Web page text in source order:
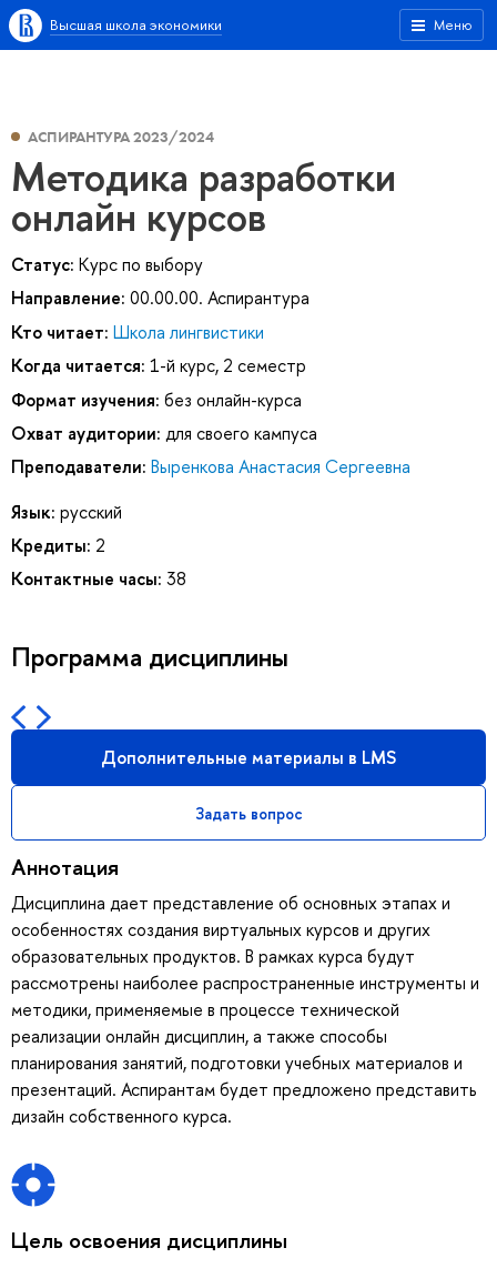
Меню
Высшая школа экономики
АСПИРАНТУРА 2023/2024
Методика разработки
онлайн курсов
Статус: Курс по выбору
Направление: 00.00.00. Аспирантура
Кто читает: Школа лингвистики
Когда читается: 1-й курс, 2 семестр
Формат изучения: без онлайн-курса
Охват аудитории: для своего кампуса
Преподаватели: Выренкова Анастасия Сергеевна
Язык: русский
Кредиты: 2
Контактные часы: 38
Программа дисциплины
Дополнительные материалы в LMS
Задать вопрос
Аннотация
Дисциплина дает представление об основных этапах и
особенностях создания виртуальных курсов и других
образовательных продуктов. В рамках курса будут
рассмотрены наиболее распространенные инструменты и
методики, применяемые в процессе технической
реализации онлайн дисциплин, а также способы
планирования занятий, подготовки учебных материалов и
презентаций. Аспирантам будет предложено представить
дизайн собственного курса.
Цель освоения дисциплины